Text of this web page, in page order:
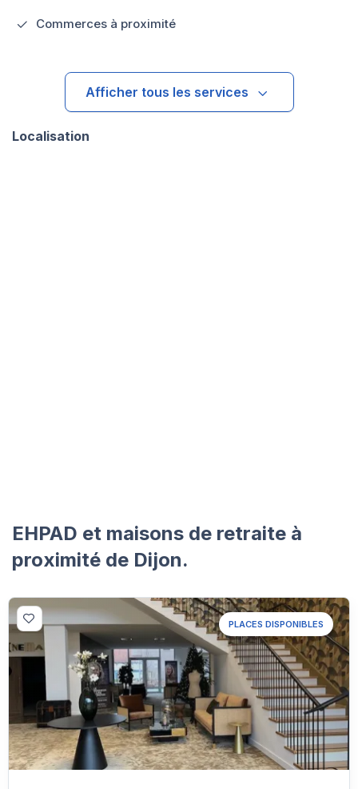
Commerces à proximité
Afficher tous les services
Localisation
EHPAD et maisons de retraite à
proximité de Dijon.
PLACES DISPONIBLES